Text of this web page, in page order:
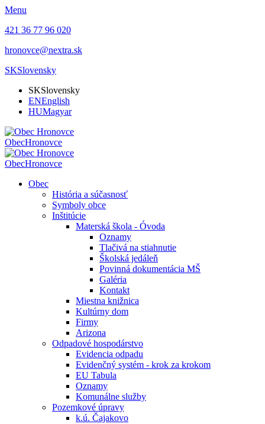
Menu
421 36 77 96 020
hronovce@nextra.sk
SKSlovensky
SKSlovensky
ENEnglish
HUMagyar
ObecHronovce
ObecHronovce
Obec
História a súčasnosť
Symboly obce
Inštitúcie
Materská škola - Óvoda
Oznamy
Tlačivá na stiahnutie
Školská jedáleň
Povinná dokumentácia MŠ
Galéria
Kontakt
Miestna knižnica
Kultúrny dom
Firmy
Arizona
Odpadové hospodárstvo
Evidencia odpadu
Evidenčný systém - krok za krokom
EU Tabula
Oznamy
Komunálne služby
Pozemkové úpravy
k.ú. Čajakovo